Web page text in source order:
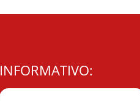
INFORMATIVO: